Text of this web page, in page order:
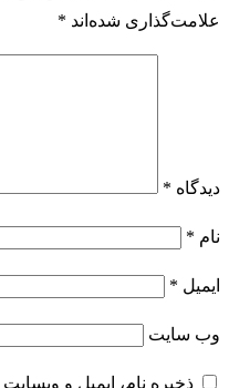
علامت‌گذاری شده‌اند *
دیدگاه *
نام *
ایمیل *
وب‌ سایت
ذخیره نام، ایمیل و